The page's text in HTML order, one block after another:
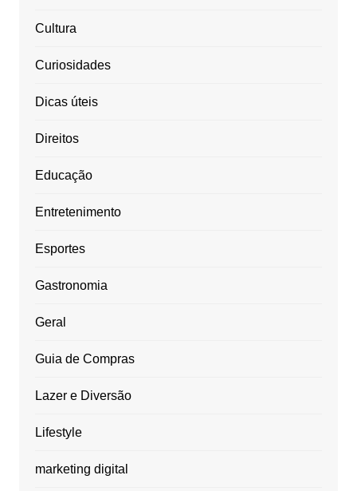
Cultura
Curiosidades
Dicas úteis
Direitos
Educação
Entretenimento
Esportes
Gastronomia
Geral
Guia de Compras
Lazer e Diversão
Lifestyle
marketing digital